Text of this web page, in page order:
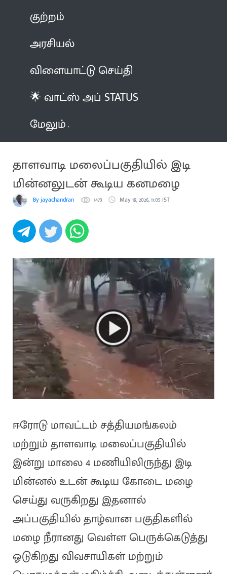
குற்றம்
அரசியல்
விளையாட்டு செய்தி
🌟 வாட்ஸ் அப் STATUS
மேலும்
தாளவாடி மலைப்பகுதியில் இடி
மின்னலுடன் கூடிய கனமழை
By jayachandran 1473 May 19, 2026, 11:05 IST
ஈரோடு மாவட்டம் சத்தியமங்கலம்
மற்றும் தாளவாடி மலைப்பகுதியில்
இன்று மாலை 4 மணியிலிருந்து இடி
மின்னல் உடன் கூடிய கோடை மழை
செய்து வருகிறது இதனால்
அப்பகுதியில் தாழ்வான பகுதிகளில்
மழை நீரானது வெள்ள பெருக்கெடுத்து
ஓடுகிறது விவசாயிகள் மற்றும்